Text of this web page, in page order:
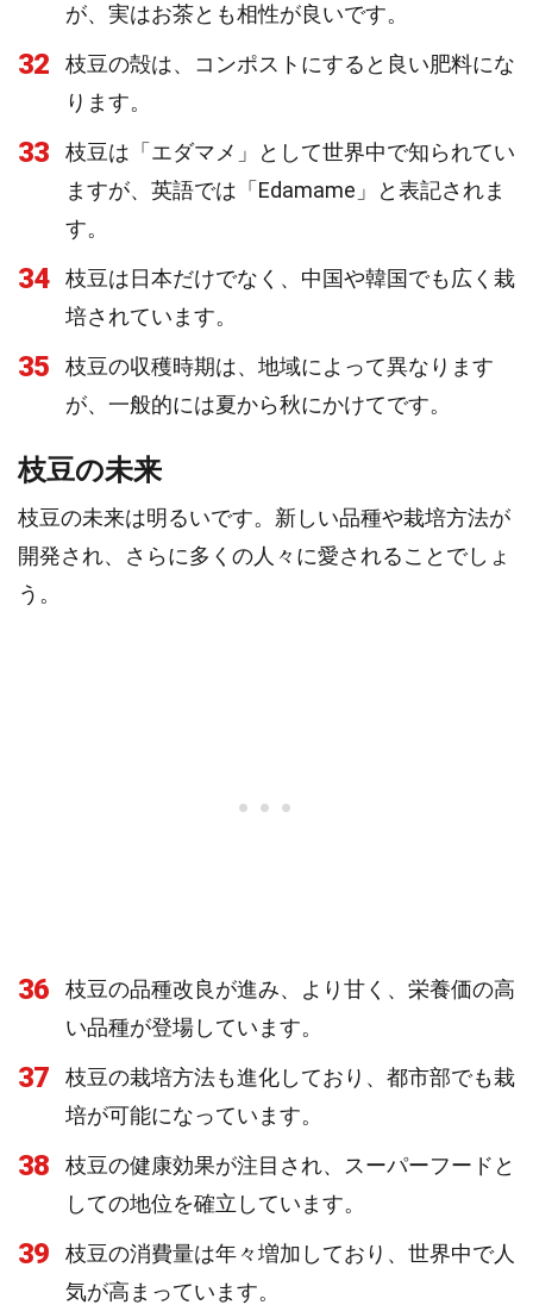
が、実はお茶とも相性が良いです。
32
枝豆の殻は、コンポストにすると良い肥料にな
ります。
33
枝豆は「エダマメ」として世界中で知られてい
ますが、英語では「Edamame」と表記されま
す。
34
枝豆は日本だけでなく、中国や韓国でも広く栽
培されています。
35
枝豆の収穫時期は、地域によって異なります
が、一般的には夏から秋にかけてです。
枝豆の未来
枝豆の未来は明るいです。新しい品種や栽培方法が
開発され、さらに多くの人々に愛されることでしょ
う。
36
枝豆の品種改良が進み、より甘く、栄養価の高
い品種が登場しています。
37
枝豆の栽培方法も進化しており、都市部でも栽
培が可能になっています。
38
枝豆の健康効果が注目され、スーパーフードと
しての地位を確立しています。
39
枝豆の消費量は年々増加しており、世界中で人
気が高まっています。